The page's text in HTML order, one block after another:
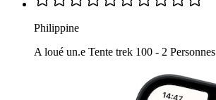
Philippine
A loué un.e Tente trek 100 - 2 Personnes